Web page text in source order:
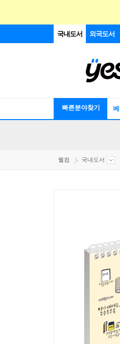
국내도서 외국도서
빠른분야찾기
웰컴 국내도서